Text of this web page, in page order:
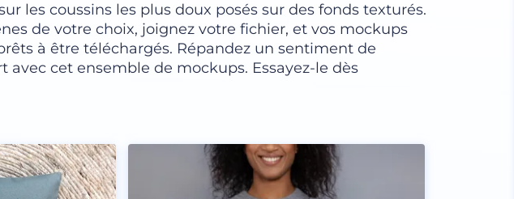
les coussins les plus doux posés sur des fonds texturés.
de votre choix, joignez votre fichier, et vos mockups
à être téléchargés. Répandez un sentiment de
avec cet ensemble de mockups. Essayez-le dès